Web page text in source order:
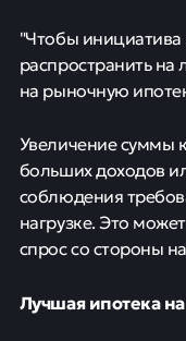
"Чтобы
распространить
на рыночную
Увеличение суммы
больших доходов
соблюдения
нагрузке. Это
спрос со стороны
Лучшая ипотека